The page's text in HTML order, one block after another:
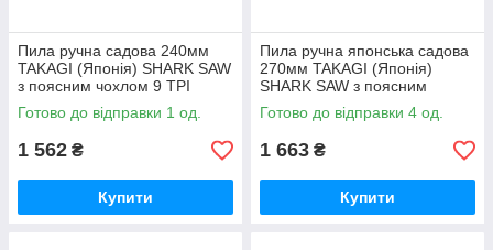
Пила ручна садова 240мм
TAKAGI (Японія) SHARK SAW
з поясним чохлом 9 TPI
Готово до відправки 1 од.
1 562 ₴
Купити
Пила ручна японська садова
270мм TAKAGI (Японія)
SHARK SAW з поясним
чохлом 9 TPI
Готово до відправки 4 од.
1 663 ₴
Купити